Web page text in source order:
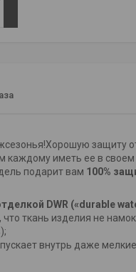
защиту
каждому иметь ее в
подарит вам 100%
DWR («durable
что ткань изделия не
внутрь даже